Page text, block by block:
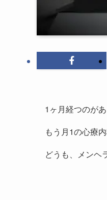
1ヶ月経つのが
もう月1の心療
どうも、メンヘ